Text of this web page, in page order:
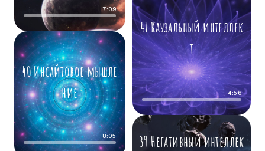
7:09
40 Инсайтовое мышле
ние
8:05
41 Каузальный интеллек
т
4:56
39 Негативный интеллек